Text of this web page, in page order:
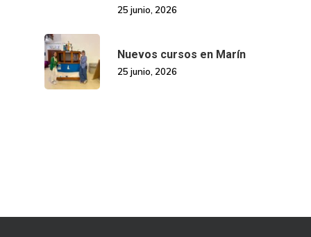
25 junio, 2026
Nuevos cursos en Marín
25 junio, 2026